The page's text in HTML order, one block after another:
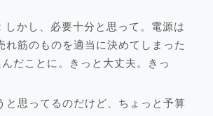
かし、必要十分と思って。電源は
筋のものを適当に決めてしまった
だことに。きっと大丈夫。きっ
思ってるのだけど、ちょっと予算